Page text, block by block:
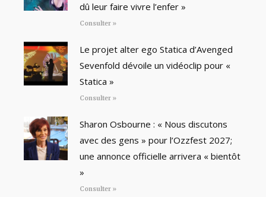
dû leur faire vivre l’enfer »
Consulter »
Le projet alter ego Statica d’Avenged
Sevenfold dévoile un vidéoclip pour «
Statica »
Consulter »
Sharon Osbourne : « Nous discutons
avec des gens » pour l’Ozzfest 2027;
une annonce officielle arrivera « bientôt
»
Consulter »